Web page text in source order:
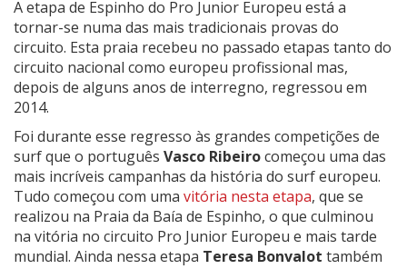
A etapa de Espinho do Pro Junior Europeu está a
tornar-se numa das mais tradicionais provas do
circuito. Esta praia recebeu no passado etapas tanto do
circuito nacional como europeu profissional mas,
depois de alguns anos de interregno, regressou em
2014.
Foi durante esse regresso às grandes competições de
surf que o português Vasco Ribeirocomeçou uma das
mais incríveis campanhas da história do surf europeu.
Tudo começou com uma vitória nesta etapa, que se
realizou na Praia da Baía de Espinho, o que culminou
na vitória no circuito Pro Junior Europeu e mais tarde
mundial. Ainda nessa etapa Teresa Bonvalot também